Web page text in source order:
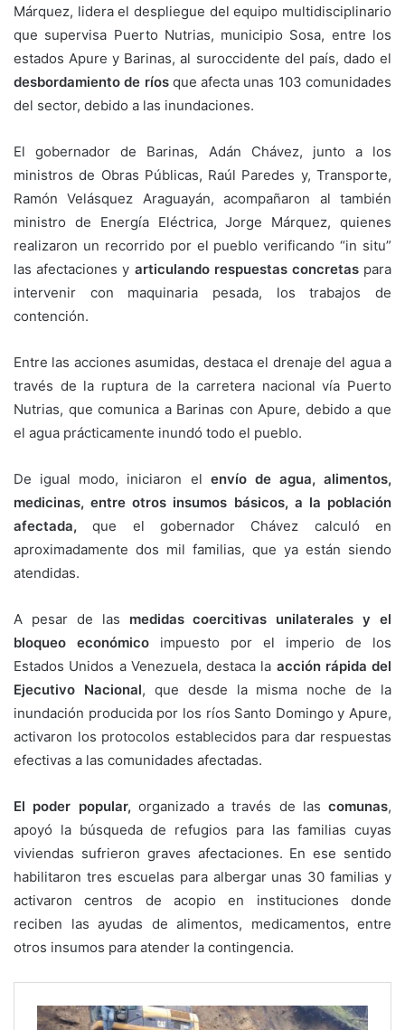
Márquez, lidera el despliegue del equipo multidisciplinario
que supervisa Puerto Nutrias, municipio Sosa, entre los
estados Apure y Barinas, al suroccidente del país, dado el
desbordamiento de ríos que afecta unas 103 comunidades
del sector, debido a las inundaciones.
El gobernador de Barinas, Adán Chávez, junto a los
ministros de Obras Públicas, Raúl Paredes y, Transporte,
Ramón Velásquez Araguayán, acompañaron al también
ministro de Energía Eléctrica, Jorge Márquez, quienes
realizaron un recorrido por el pueblo verificando “in situ”
las afectaciones y articulando respuestas concretaspara
intervenir con maquinaria pesada, los trabajos de
contención.
Entre las acciones asumidas, destaca el drenaje del agua a
través de la ruptura de la carretera nacional vía Puerto
Nutrias, que comunica a Barinas con Apure, debido a que
el agua prácticamente inundó todo el pueblo.
De igual modo, iniciaron el envío de agua, alimentos,
medicinas, entre otros insumos básicos, a la población
afectada, que el gobernador Chávez calculó en
aproximadamente dos mil familias, que ya están siendo
atendidas.
A pesar de las medidas coercitivas unilaterales y el
bloqueo económico impuesto por el imperio de los
Estados Unidos a Venezuela, destaca la acción rápida del
Ejecutivo Nacional, que desde la misma noche de la
inundación producida por los ríos Santo Domingo y Apure,
activaron los protocolos establecidos para dar respuestas
efectivas a las comunidades afectadas.
El poder popular, organizado a través de las comunas,
apoyó la búsqueda de refugios para las familias cuyas
viviendas sufrieron graves afectaciones. En ese sentido
habilitaron tres escuelas para albergar unas 30 familias y
activaron centros de acopio en instituciones donde
reciben las ayudas de alimentos, medicamentos, entre
otros insumos para atender la contingencia.